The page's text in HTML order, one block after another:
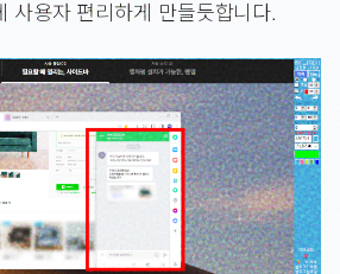
사용자 편리하게 만들듯합니다.